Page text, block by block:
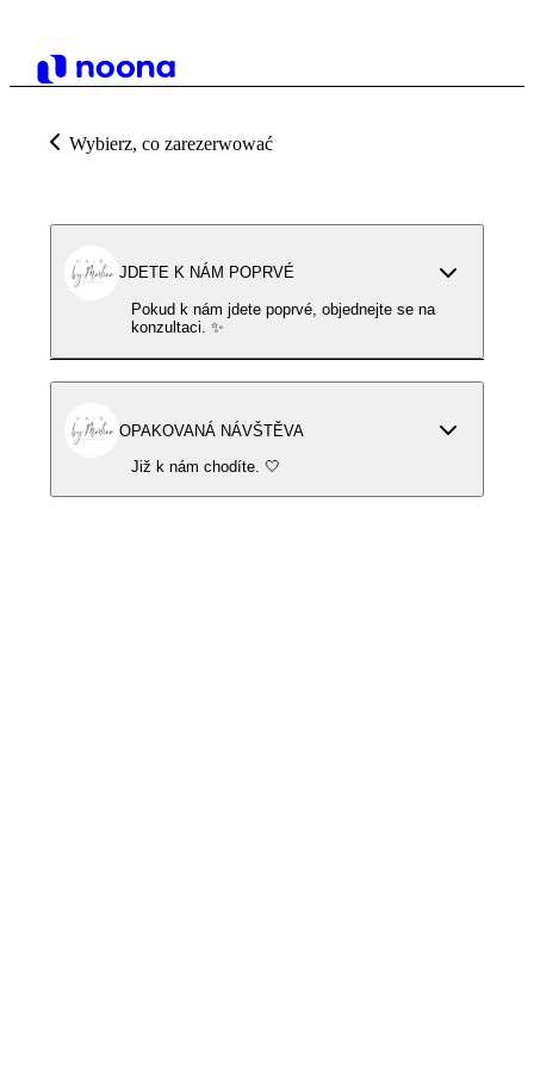
Wybierz, co zarezerwować
JDETE K NÁM POPRVÉ
Pokud k nám jdete poprvé, objednejte se na
konzultaci. ✨
OPAKOVANÁ NÁVŠTĚVA
Již k nám chodíte. 🤍